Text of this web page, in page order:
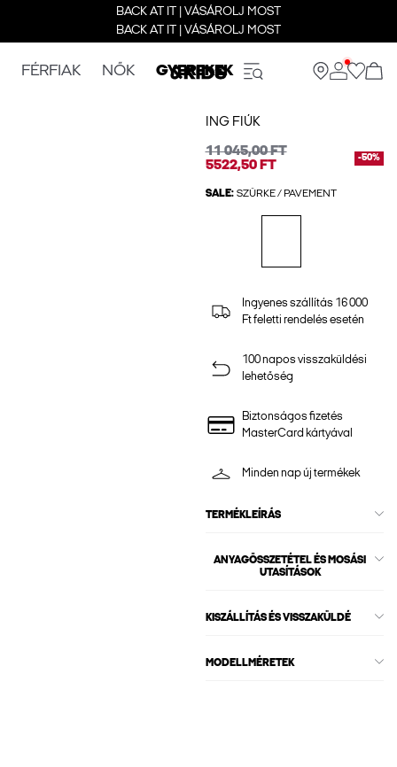
BACK AT IT | VÁSÁROLJ MOST
BACK AT IT | VÁSÁROLJ MOST
FÉRFIAK NŐK GYEREKEK
ING FIÚK
11 045,00 FT
5522,50 FT
-50%
SALE: SZÜRKE / PAVEMENT
Ingyenes szállítás 16 000
Ft feletti rendelés esetén
100 napos visszaküldési
lehetőség
Biztonságos fizetés
MasterCard kártyával
Minden nap új termékek
TERMÉKLEÍRÁS
ANYAGÖSSZETÉTEL ÉS MOSÁSI
UTASÍTÁSOK
KISZÁLLÍTÁS ÉS VISSZAKÜLDÉ
MODELLMÉRETEK